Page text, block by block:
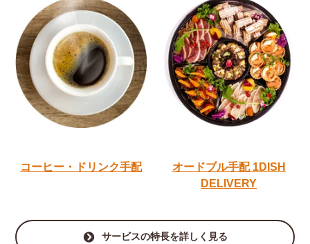
コーヒー・ドリンク手配 オードブル手配1DISH
DELIVERY
サービスの特長を詳しく見る